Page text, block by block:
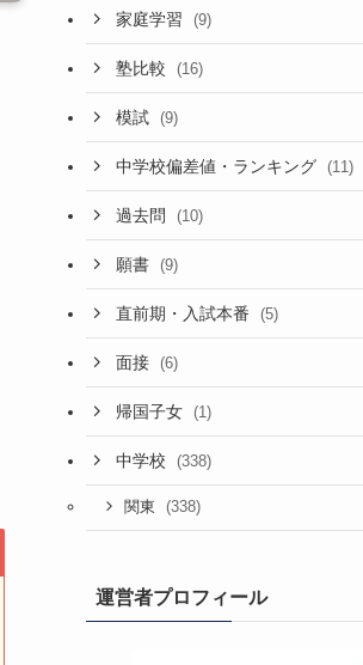
家庭学習 (9)
塾比較 (16)
模試 (9)
中学校偏差値・ランキング (11)
過去問 (10)
願書 (9)
直前期・入試本番 (5)
面接 (6)
帰国子女 (1)
中学校 (338)
関東 (338)
運営者プロフィール